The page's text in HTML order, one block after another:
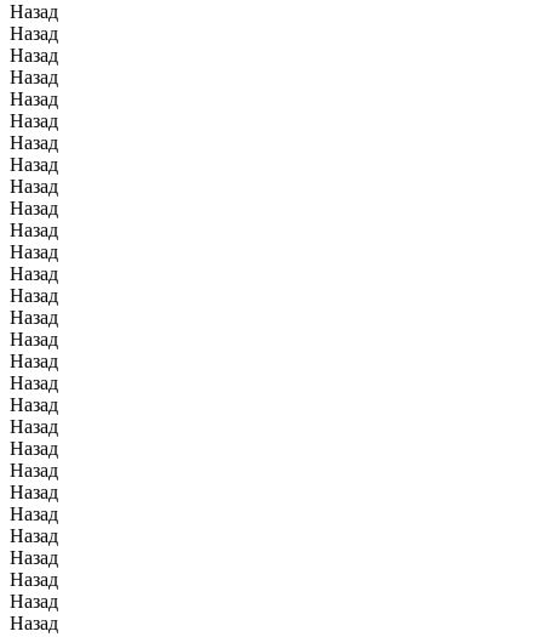
Назад
Назад
Назад
Назад
Назад
Назад
Назад
Назад
Назад
Назад
Назад
Назад
Назад
Назад
Назад
Назад
Назад
Назад
Назад
Назад
Назад
Назад
Назад
Назад
Назад
Назад
Назад
Назад
Назад